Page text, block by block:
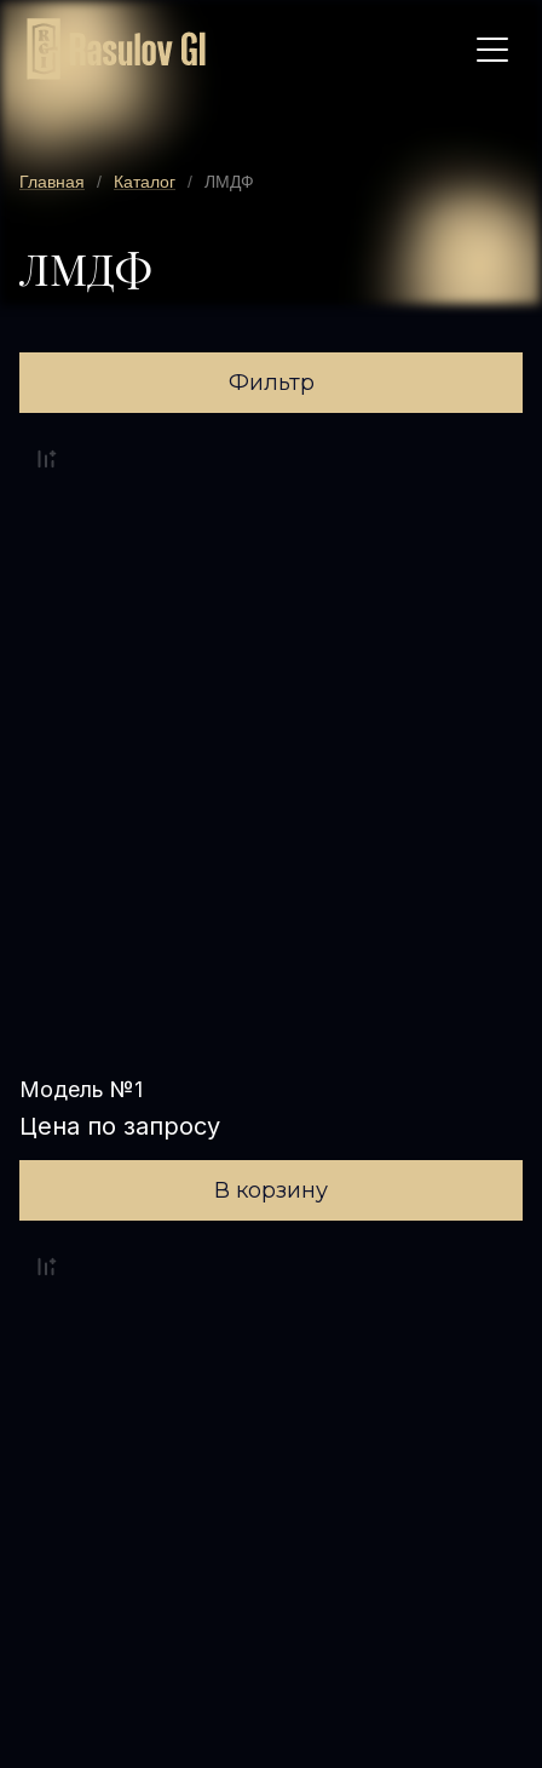
Главная / Каталог / ЛМДФ
ЛМДФ
Фильтр
Модель №1
Цена по запросу
В корзину